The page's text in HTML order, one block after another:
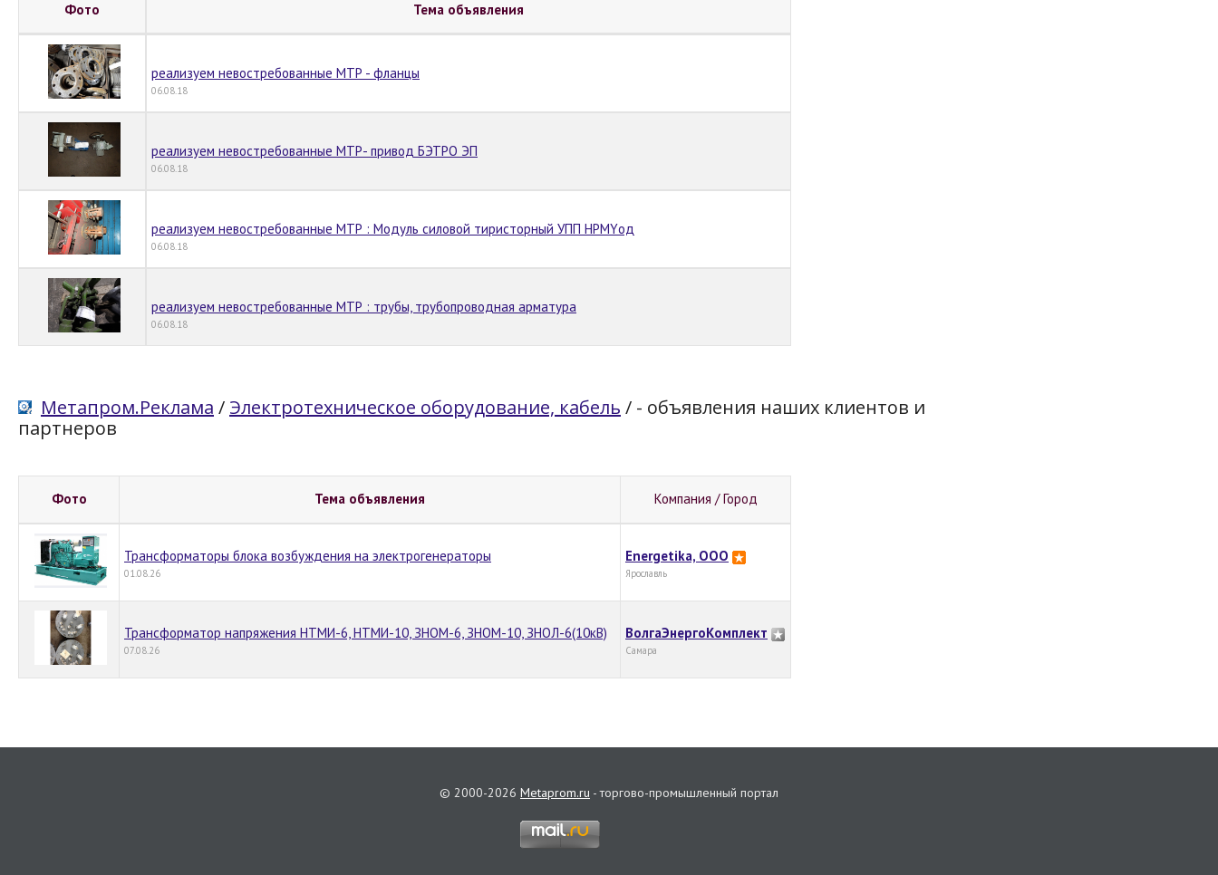
Фото Тема объявления
реализуем невостребованные МТР - фланцы
06.08.18
реализуем невостребованные МТР- привод БЭТРО ЭП
06.08.18
реализуем невостребованные МТР : Модуль силовой тиристорный УПП НРМYод
06.08.18
реализуем невостребованные МТР : трубы, трубопроводная арматура
06.08.18
Метапром.Реклама / Электротехническое оборудование, кабель / - объявления наших клиентов и
партнеров
Фото Тема объявления Компания / Город
Трансформаторы блока возбуждения на электрогенераторы
01.08.26
Energetika, OOO
Ярославль
Трансформатор напряжения НТМИ-6, НТМИ-10, ЗНОМ-6, ЗНОМ-10, ЗНОЛ-6(10кВ)
07.08.26
ВолгаЭнергоКомплект
Самара
© 2000-2026 Metaprom.ru - торгово-промышленный портал